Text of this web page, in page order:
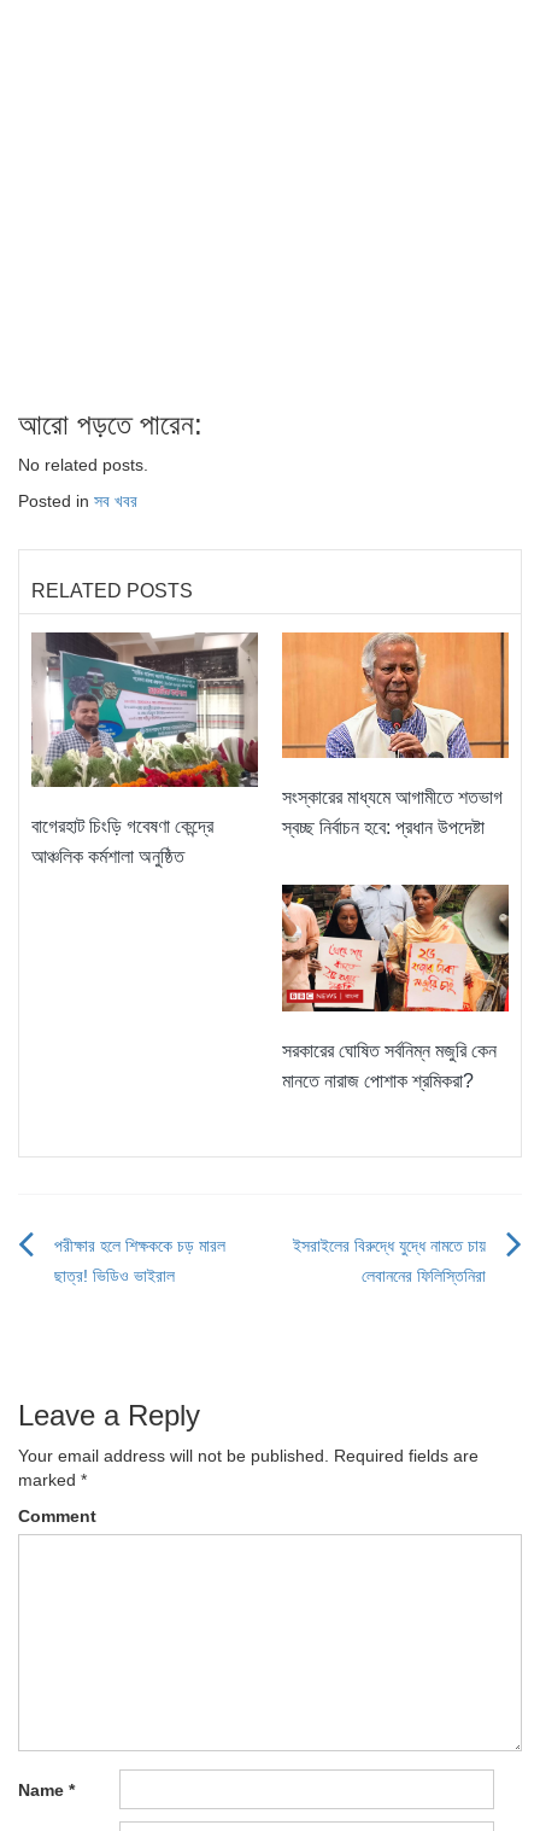
আরো পড়তে পারেন:
No related posts.
Posted in সব খবর
RELATED POSTS
বাগেরহাট চিংড়ি গবেষণা কেন্দ্রে
আঞ্চলিক কর্মশালা অনুষ্ঠিত
সংস্কারের মাধ্যমে আগামীতে শতভাগ
স্বচ্ছ নির্বাচন হবে: প্রধান উপদেষ্টা
সরকারের ঘোষিত সর্বনিম্ন মজুরি কেন
মানতে নারাজ পোশাক শ্রমিকরা?
Post
পরীক্ষার হলে শিক্ষককে চড় মারল
ছাত্র! ভিডিও ভাইরাল
ইসরাইলের বিরুদ্ধে যুদ্ধে নামতে চায়
লেবাননের ফিলিস্তিনিরা
Leave a Reply
Your email address will not be published. Required fields are
marked *
Comment
Name *